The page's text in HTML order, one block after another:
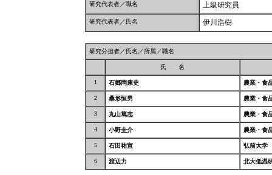
研究代表者／職名 上級研究員
研究代表者／氏名 伊川浩樹
研究分担者／氏名／所属／職名
氏 名
1 石郷岡康史 農業・食
2 桑形恒男 農業・食
3 丸山篤志 農業・食
4 小野圭介 農業・食
5 石田祐宣 弘前大学
6 渡辺力 北大低温